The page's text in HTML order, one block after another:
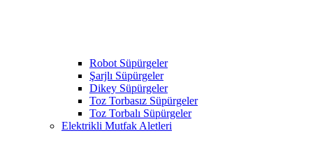
Robot Süpürgeler
Şarjlı Süpürgeler
Dikey Süpürgeler
Toz Torbasız Süpürgeler
Toz Torbalı Süpürgeler
Elektrikli Mutfak Aletleri